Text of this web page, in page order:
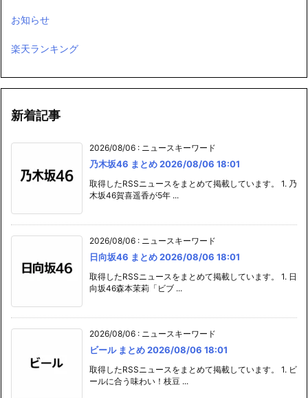
お知らせ
楽天ランキング
新着記事
2026/08/06 : ニュースキーワード
乃木坂46 まとめ 2026/08/06 18:01
取得したRSSニュースをまとめて掲載しています。 1. 乃
木坂46賀喜遥香が5年 ...
2026/08/06 : ニュースキーワード
日向坂46 まとめ 2026/08/06 18:01
取得したRSSニュースをまとめて掲載しています。 1. 日
向坂46森本茉莉「ビブ ...
2026/08/06 : ニュースキーワード
ビール まとめ 2026/08/06 18:01
取得したRSSニュースをまとめて掲載しています。 1. ビ
ールに合う味わい！枝豆 ...